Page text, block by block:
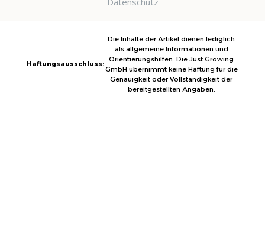
Haftungsausschluss:
Die Inhalte der Artikel dienen lediglich
als allgemeine Informationen und
Orientierungshilfen. Die Just Growing
GmbH übernimmt keine Haftung für die
Genauigkeit oder Vollständigkeit der
bereitgestellten Angaben.